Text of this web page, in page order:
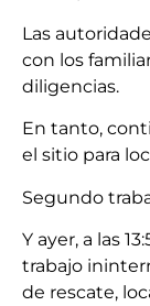
Las
con los
diligencias.
En tanto,
el sitio para
Segundo
Y ayer, a las
trabajo
de rescate,